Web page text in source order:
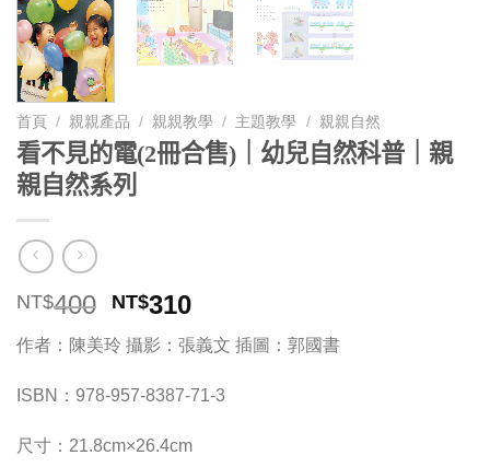
首頁 / 親親產品 / 親親教學 / 主題教學 / 親親自然
看不見的電(2冊合售)｜幼兒自然科普｜親
親自然系列
NT$400 原
始
價
格：
NT$400。
NT$310目
前
價
格：
NT$310。
作者：陳美玲 攝影：張義文 插圖：郭國書
ISBN：978-957-8387-71-3
尺寸：21.8cm×26.4cm